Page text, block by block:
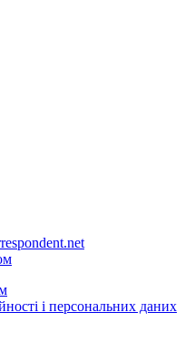
і персональних даних